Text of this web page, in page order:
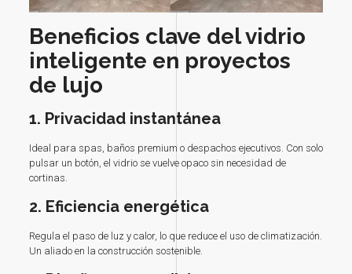
Beneficios clave del vidrio
inteligente en proyectos
de lujo
1. Privacidad instantánea
Ideal para spas, baños premium o despachos ejecutivos. Con solo
pulsar un botón, el vidrio se vuelve opaco sin necesidad de
cortinas.
2. Eficiencia energética
Regula el paso de luz y calor, lo que reduce el uso de climatización.
Un aliado en la construcción sostenible.